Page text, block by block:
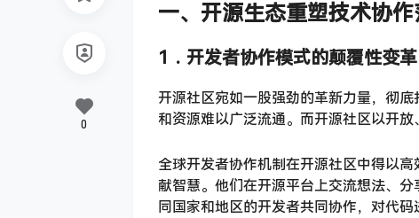
一、 开源生态重塑技术协作
1． 开发者协作模式的颠覆性变革
开源社区宛如一股强劲的革新力量，彻
和资源难以广泛流通。而开源社区以开
全球开发者协作机制在开源社区中得以
献智慧。他们在开源平台上交流想法、
同国家和地区的开发者共同协作，对代码
0